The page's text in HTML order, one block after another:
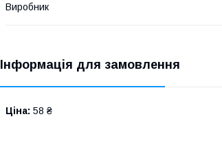
Виробник
Інформація для замовлення
Ціна: 58 ₴